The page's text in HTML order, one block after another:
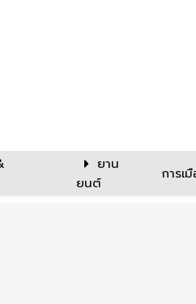
ยาน
ยนต์
การเ